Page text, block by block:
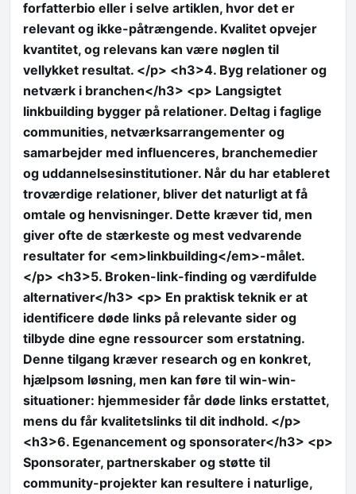
forfatterbio eller i selve artiklen, hvor det er
relevant og ikke-påtrængende. Kvalitet opvejer
kvantitet, og relevans kan være nøglen til
vellykket resultat. </p> <h3>4. Byg relationer og
netværk i branchen</h3> <p> Langsigtet
linkbuilding bygger på relationer. Deltag i faglige
communities, netværksarrangementer og
samarbejder med influenceres, branchemedier
og uddannelsesinstitutioner. Når du har etableret
troværdige relationer, bliver det naturligt at få
omtale og henvisninger. Dette kræver tid, men
giver ofte de stærkeste og mest vedvarende
resultater for <em>linkbuilding</em>-målet.
</p> <h3>5. Broken-link-finding og værdifulde
alternativer</h3> <p> En praktisk teknik er at
identificere døde links på relevante sider og
tilbyde dine egne ressourcer som erstatning.
Denne tilgang kræver research og en konkret,
hjælpsom løsning, men kan føre til win-win-
situationer: hjemmesider får døde links erstattet,
mens du får kvalitetslinks til dit indhold. </p>
<h3>6. Egenancement og sponsorater</h3> <p>
Sponsorater, partnerskaber og støtte til
community-projekter kan resultere i naturlige,